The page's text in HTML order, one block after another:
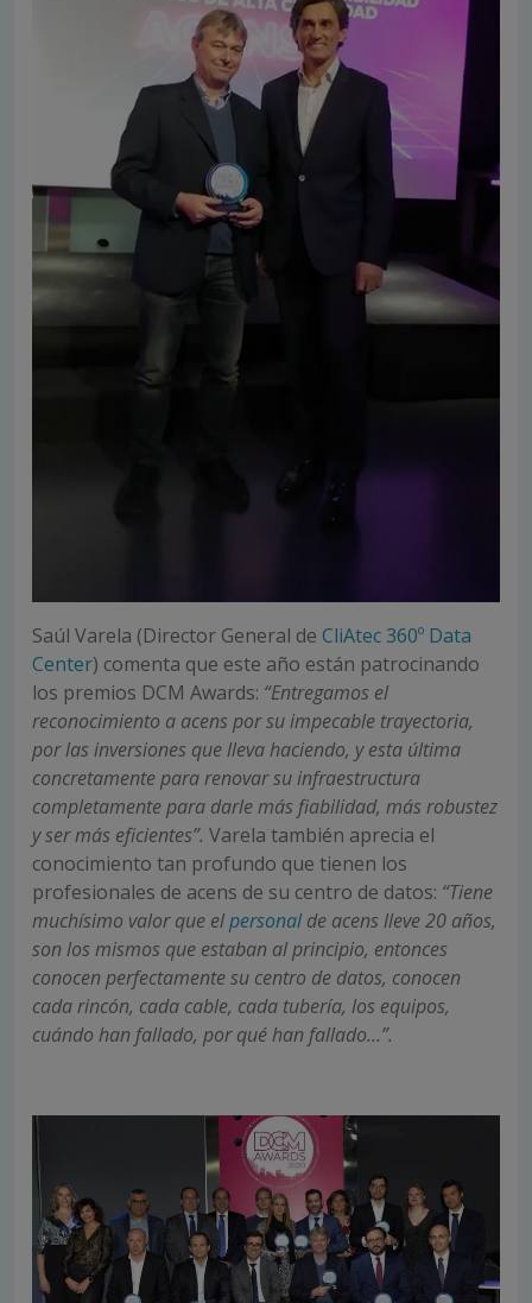
Saúl Varela (Director General de CliAtec 360º Data
Center) comenta que este año están patrocinando
los premios DCM Awards: “Entregamos el
reconocimiento a acens por su impecable trayectoria,
por las inversiones que lleva haciendo, y esta última
concretamente para renovar su infraestructura
completamente para darle más fiabilidad, más robustez
y ser más eficientes”. Varela también aprecia el
conocimiento tan profundo que tienen los
profesionales de acens de su centro de datos: “Tiene
muchísimo valor que elpersonalde acens lleve 20 años,
son los mismos que estaban al principio, entonces
conocen perfectamente su centro de datos, conocen
cada rincón, cada cable, cada tubería, los equipos,
cuándo han fallado, por qué han fallado…”.